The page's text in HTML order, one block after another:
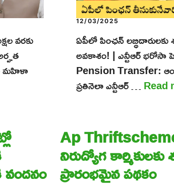
వరకు
మహిళా
12/03/2025
ఏపీలో పింఛన్ లబ్ధిదారులకు
అవకాశం! | ఎన్టీఆర్ భరోసా
Pension Transfer:
ప్రతినెలా ఎన్టీఆర్ …Read
Ap
నిరుద్యోగ
ప్రారంభమైన పథకం